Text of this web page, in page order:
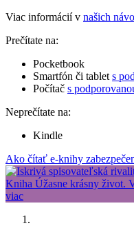
Viac informácií v našich
Prečítate na:
Pocketbook
Smartfón či tablet s
Počítač s
Neprečítate na:
Kindle
Ako čítať e-knihy